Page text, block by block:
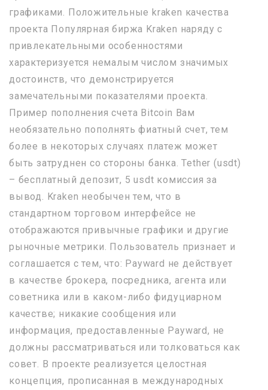
графиками. Положительные kraken качества
проекта Популярная биржа Kraken наряду с
привлекательными особенностями
характеризуется немалым числом значимых
достоинств, что демонстрируется
замечательными показателями проекта.
Пример пополнения счета Bitcoin Вам
необязательно пополнять фиатный счет, тем
более в некоторых случаях платеж может
быть затруднен со стороны банка. Tether (usdt)
– бесплатный депозит, 5 usdt комиссия за
вывод. Kraken необычен тем, что в
стандартном торговом интерфейсе не
отображаются привычные графики и другие
рыночные метрики. Пользователь признает и
соглашается с тем, что: Payward не действует
в качестве брокера, посредника, агента или
советника или в каком-либо фидуциарном
качестве; никакие сообщения или
информация, предоставленные Payward, не
должны рассматриваться или толковаться как
совет. В проекте реализуется целостная
концепция, прописанная в международных